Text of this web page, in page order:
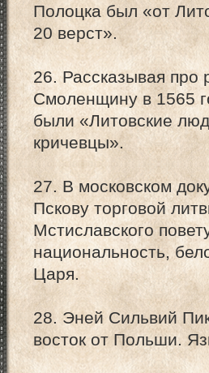
Полоцка был «от
20 верст».
26. Рассказывая про
Смоленщину в 1565
были «Литовские
кричевцы».
27. В московском
Пскову торговой
Мстиславского
национальность,
Царя.
28. Эней Сильвий
восток от Польши.